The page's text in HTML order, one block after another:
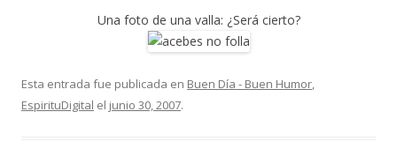
Una foto de una valla: ¿Será cierto?
Esta entrada fue publicada en Buen Día - Buen Humor,
EspirituDigital el junio 30, 2007.